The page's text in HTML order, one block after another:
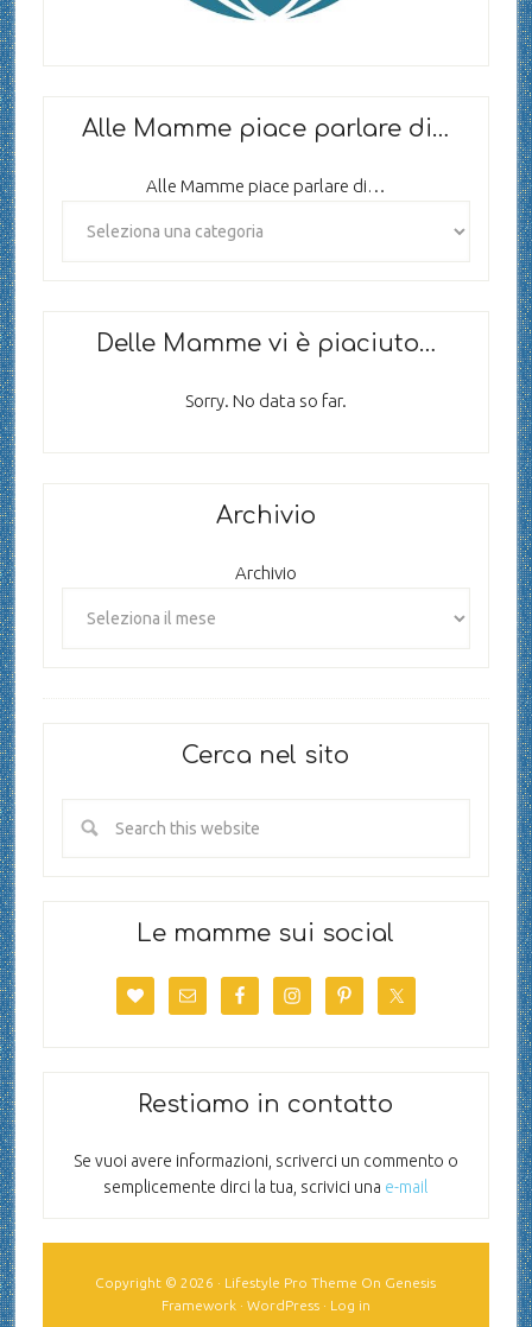
Alle Mamme piace parlare di…
Alle Mamme piace parlare di…
Delle Mamme vi è piaciuto…
Sorry. No data so far.
Archivio
Archivio
Cerca nel sito
Le mamme sui social
Restiamo in contatto
Se vuoi avere informazioni, scriverci un commento o
semplicemente dirci la tua, scrivici una e-mail
Copyright © 2026 · Lifestyle Pro Theme On Genesis
Framework· WordPress· Log in